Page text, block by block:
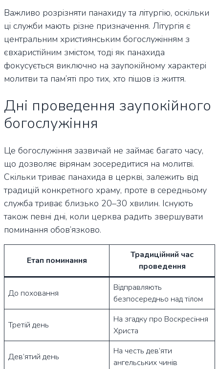
Важливо розрізняти панахиду та літургію, оскільки
ці служби мають різне призначення. Літургія є
центральним християнським богослужінням з
євхаристійним змістом, тоді як панахида
фокусується виключно на заупокійному характері
молитви та пам’яті про тих, хто пішов із життя.
Дні проведення заупокійного
богослужіння
Це богослужіння зазвичай не займає багато часу,
що дозволяє вірянам зосередитися на молитві.
Скільки триває панахида в церкві, залежить від
традицій конкретного храму, проте в середньому
служба триває близько 20–30 хвилин. Існують
також певні дні, коли церква радить звершувати
поминання обов’язково.
Етап поминання
Традиційний час
проведення
До поховання
Відправляють
безпосередньо над тілом
Третій день
На згадку про Воскресіння
Христа
Дев’ятий день
На честь дев’яти
ангельських чинів